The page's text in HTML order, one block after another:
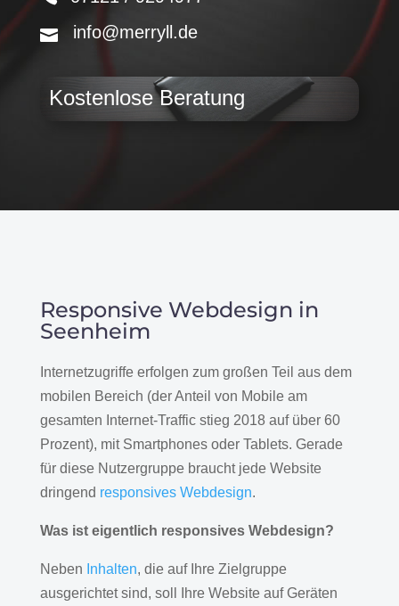
info@merryll.de
Kostenlose Beratung
Responsive Webdesign in
Seenheim
Internetzugriffe erfolgen zum großen Teil aus dem
mobilen Bereich (der Anteil von Mobile am
gesamten Internet-Traffic stieg 2018 auf über 60
Prozent), mit Smartphones oder Tablets. Gerade
für diese Nutzergruppe braucht jede Website
dringend responsives Webdesign.
Was ist eigentlich responsives Webdesign?
Neben Inhalten, die auf Ihre Zielgruppe
ausgerichtet sind, soll Ihre Website auf Geräten